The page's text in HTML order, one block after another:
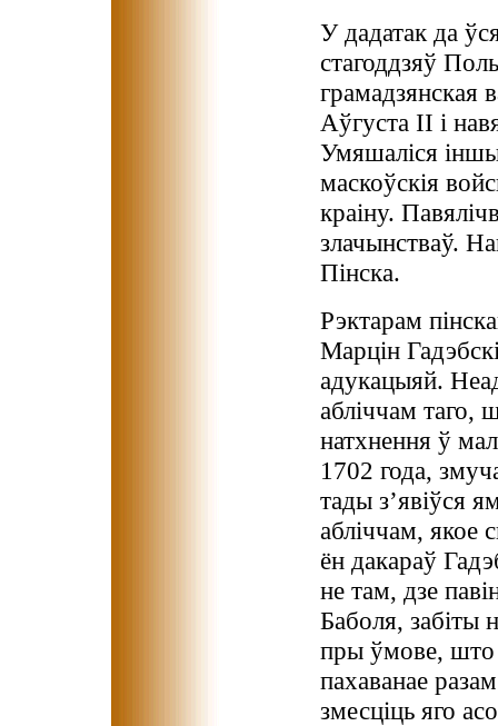
У дадатак да
стагоддзяў
грамадзянская
Аўгуста ІІ і
Умяшаліся
маскоўскія
краіну.
злачынстваў.
Пінска.
Рэктарам
Марцін
адукацыяй.
абліччам таго,
натхнення ў
1702 года,
тады з’явіўся
абліччам, якое
ён дакараў
не там, дзе
Баболя, забіты
пры ўмове, што
пахаванае
змесціць яго